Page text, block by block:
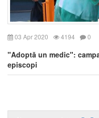
03 Apr 2020 4194 0
"Adoptă un medic":
episcopi